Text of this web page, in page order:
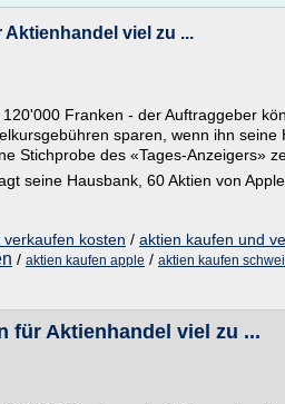
viel zu ...
Franken - der Auftraggeber
sparen, wenn ihn seine
Stichprobe des «Tages-Anzeigers»
seine Hausbank, 60 Aktien von Apple
kosten / aktien kaufen und
/ aktien kaufen apple / aktien kaufen
für Aktienhandel viel zu ...